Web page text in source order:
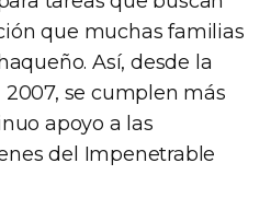
que muchas familias
Así, desde la
se cumplen más
apoyo a las
del Impenetrable